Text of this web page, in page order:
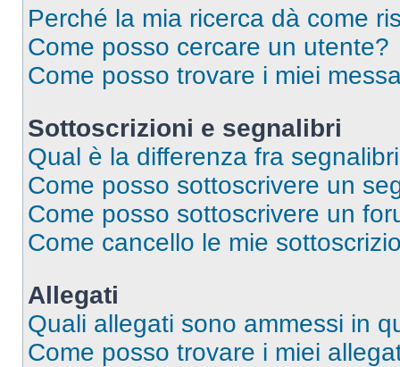
Perché la mia ricerca dà come
Come posso cercare un utente?
Come posso trovare i miei
Sottoscrizioni e segnalibri
Qual è la differenza fra
Come posso sottoscrivere un
Come posso sottoscrivere un
Come cancello le mie
Allegati
Quali allegati sono ammessi in
Come posso trovare i miei